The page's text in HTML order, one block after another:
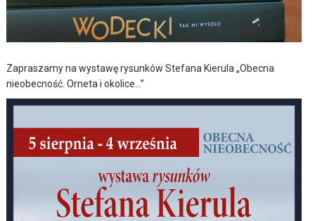
Zapraszamy na wystawę rysunków Stefana Kierula „Obecna
nieobecność. Orneta i okolice…”